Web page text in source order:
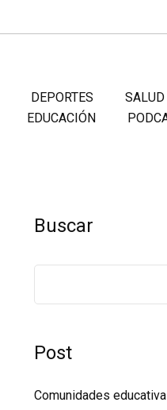
DEPORTES
SALUD
EDUCACIÓN
Buscar
Post
Comunidades